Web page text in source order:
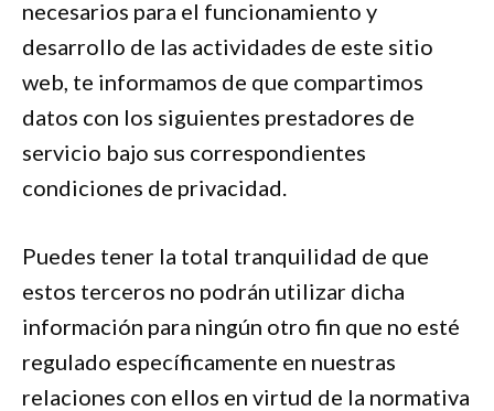
necesarios para el funcionamiento y
desarrollo de las actividades de este sitio
web, te informamos de que compartimos
datos con los siguientes prestadores de
servicio bajo sus correspondientes
condiciones de privacidad.
Puedes tener la total tranquilidad de que
estos terceros no podrán utilizar dicha
información para ningún otro fin que no esté
regulado específicamente en nuestras
relaciones con ellos en virtud de la normativa